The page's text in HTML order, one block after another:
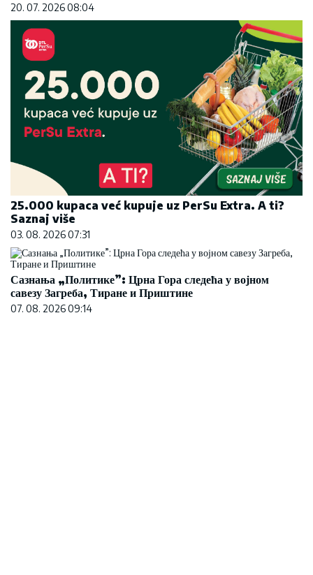
20. 07. 2026 08:04
25.000 kupaca već kupuje uz PerSu Extra. A ti?
Saznaj više
03. 08. 2026 07:31
Сазнања „Политике”: Црна Гора следећа у војном
савезу Загреба, Тиране и Приштине
07. 08. 2026 09:14